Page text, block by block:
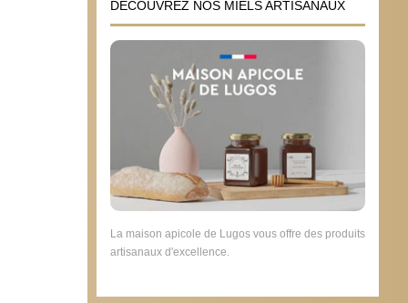
DÉCOUVREZ NOS MIELS ARTISANAUX
La maison apicole de Lugos vous offre des produits
artisanaux d'excellence.